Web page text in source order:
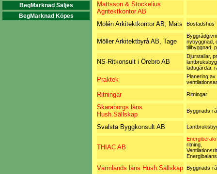
BegMarknad Säljes
BegMarknad Köpes
Mattsson & Stockelius
Agritektkontor AB
Molén Arkitektkontor AB, Mats
Bostadshus
Möller Arkitektbyrå AB, Tage
nybyggnad,
tillbyggnad,
NS-Ritkonsult i Örebro AB
Djurstallar,
ladugårdar,
Praktek
Planering av
Ritningar Ritningar
Skaraborgs läns
Hush.Sällskap
Byggnads-
Svalsta Byggkonsult AB
THIAC AB
ritning,
Värmlands läns Hush.Sällskap Byggnads-